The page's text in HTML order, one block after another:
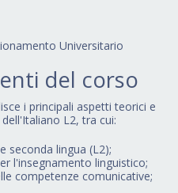
Universitario
del corso
i principali aspetti teorici e
L2, tra cui:
seconda lingua (L2);
l'insegnamento linguistico;
competenze comunicative;